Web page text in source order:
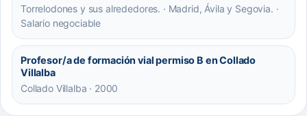
Torrelodones y sus alrededores. · Madrid, Ávila y Segovia. ·
Salario negociable
Profesor/a de formación vial permiso B en Collado
Villalba
Collado Villalba · 2000